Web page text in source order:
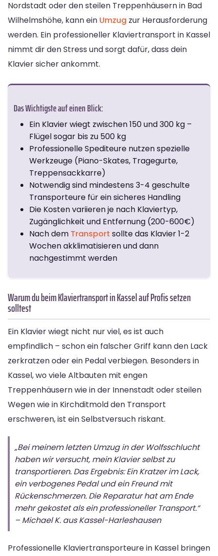
Nordstadt oder den steilen Treppenhäusern in Bad
Wilhelmshöhe, kann ein Umzug zur Herausforderung
werden. Ein professioneller Klaviertransport in Kassel
nimmt dir den Stress und sorgt dafür, dass dein
Klavier sicher ankommt.
Das Wichtigste auf einen Blick:
Ein Klavier wiegt zwischen 150 und 300 kg –
Flügel sogar bis zu 500 kg
Professionelle Spediteure nutzen spezielle
Werkzeuge (Piano-Skates, Tragegurte,
Treppensackkarre)
Notwendig sind mindestens 3-4 geschulte
Transporteure für ein sicheres Handling
Die Kosten variieren je nach Klaviertyp,
Zugänglichkeit und Entfernung (200-600€)
Nach dem Transport sollte das Klavier 1-2
Wochen akklimatisieren und dann
nachgestimmt werden
Warum du beim Klaviertransport in Kassel auf Profis setzen
solltest
Ein Klavier wiegt nicht nur viel, es ist auch
empfindlich – schon ein falscher Griff kann den Lack
zerkratzen oder ein Pedal verbiegen. Besonders in
Kassel, wo viele Altbauten mit engen
Treppenhäusern wie in der Innenstadt oder steilen
Wegen wie in Kirchditmold den Transport
erschweren, ist ein Selbstversuch riskant.
„Bei meinem letzten Umzug in der Wolfsschlucht
haben wir versucht, mein Klavier selbst zu
transportieren. Das Ergebnis: Ein Kratzer im Lack,
ein verbogenes Pedal und ein Freund mit
Rückenschmerzen. Die Reparatur hat am Ende
mehr gekostet als ein professioneller Transport.“
– Michael K. aus Kassel-Harleshausen
Professionelle Klaviertransporteure in Kassel bringen